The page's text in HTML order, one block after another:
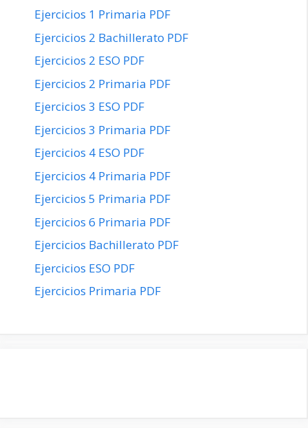
Ejercicios 1 Primaria PDF
Ejercicios 2 Bachillerato PDF
Ejercicios 2 ESO PDF
Ejercicios 2 Primaria PDF
Ejercicios 3 ESO PDF
Ejercicios 3 Primaria PDF
Ejercicios 4 ESO PDF
Ejercicios 4 Primaria PDF
Ejercicios 5 Primaria PDF
Ejercicios 6 Primaria PDF
Ejercicios Bachillerato PDF
Ejercicios ESO PDF
Ejercicios Primaria PDF